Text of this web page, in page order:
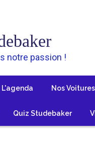
notre passion !
L'agenda Nos Voitures
Quiz Studebaker